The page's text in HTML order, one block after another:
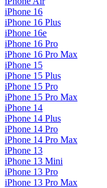
iPhone 16
iPhone 16 Plus
iPhone 16e
iPhone 16 Pro
iPhone 16 Pro Max
iPhone 15
iPhone 15 Plus
iPhone 15 Pro
iPhone 15 Pro Max
iPhone 14
iPhone 14 Plus
iPhone 14 Pro
iPhone 14 Pro Max
iPhone 13
iPhone 13 Mini
iPhone 13 Pro
iPhone 13 Pro Max